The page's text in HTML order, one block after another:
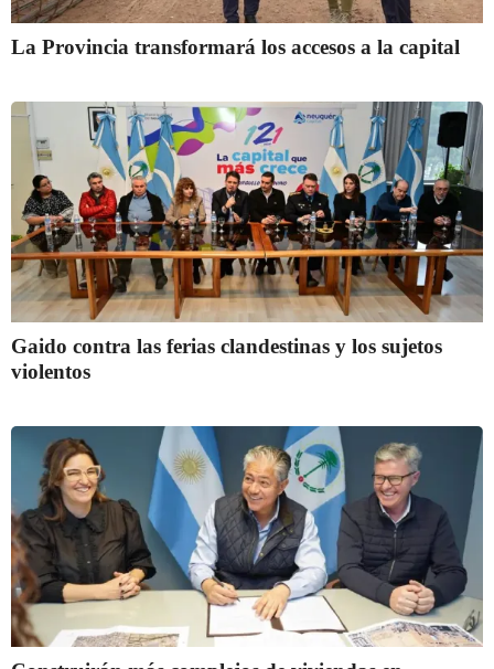
La Provincia transformará los accesos a la capital
Gaido contra las ferias clandestinas y los sujetos
violentos